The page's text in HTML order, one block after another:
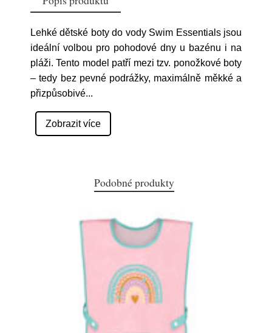
Lehké dětské boty do vody Swim Essentials jsou
ideální volbou pro pohodové dny u bazénu i na
pláži. Tento model patří mezi tzv. ponožkové boty
– tedy bez pevné podrážky, maximálně měkké a
přizpůsobivé...
Zobrazit více
Podobné produkty